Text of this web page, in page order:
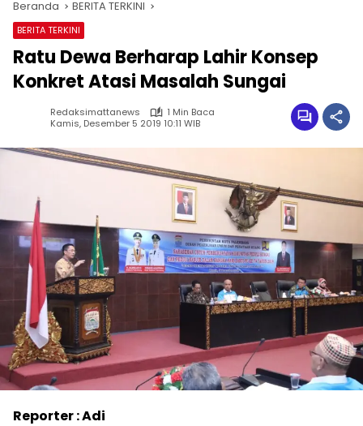
Beranda BERITA TERKINI
BERITA TERKINI
Ratu Dewa Berharap Lahir Konsep
Konkret Atasi Masalah Sungai
Redaksimattanews
1 Min Baca
Kamis, Desember 5 2019 10:11 WIB
Reporter : Adi